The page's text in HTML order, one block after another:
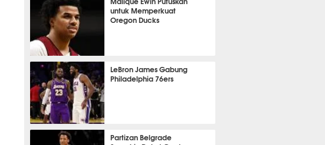
untuk Memperkuat
Oregon Ducks
BASKET
LeBron James Gabung
Philadelphia 76ers
BASKET
Partizan Belgrade